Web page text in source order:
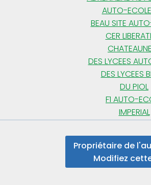
AUTO-
BEAU SITE
CER
DES LYCEES
DES LYCEES
DU PIOL
F1 AUTO-
IMPERIAL
Propriétaire de
Modifiez